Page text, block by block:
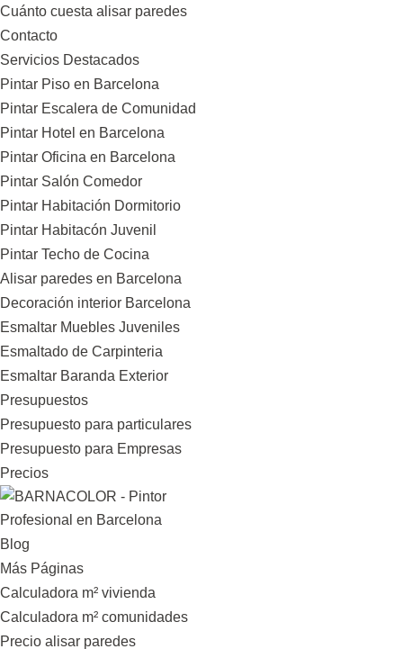
Cuánto cuesta alisar paredes
Contacto
Servicios Destacados
Pintar Piso en Barcelona
Pintar Escalera de Comunidad
Pintar Hotel en Barcelona
Pintar Oficina en Barcelona
Pintar Salón Comedor
Pintar Habitación Dormitorio
Pintar Habitacón Juvenil
Pintar Techo de Cocina
Alisar paredes en Barcelona
Decoración interior Barcelona
Esmaltar Muebles Juveniles
Esmaltado de Carpinteria
Esmaltar Baranda Exterior
Presupuestos
Presupuesto para particulares
Presupuesto para Empresas
Precios
Blog
Más Páginas
Calculadora m² vivienda
Calculadora m² comunidades
Precio alisar paredes